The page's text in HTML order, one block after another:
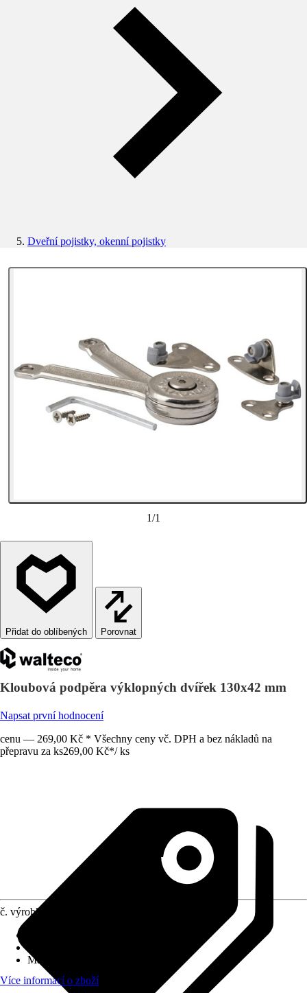
Dveřní pojistky, okenní pojistky
1/1
Porovnat
Kloubová podpěra výklopných dvířek 130x42 mm
Napsat první hodnocení
cenu — 269,00 Kč * Všechny ceny vč. DPH a bez nákladů na
přepravu za ks269,00 Kč*/ ks
č. výrobku
Materiál
Více informací o zboží